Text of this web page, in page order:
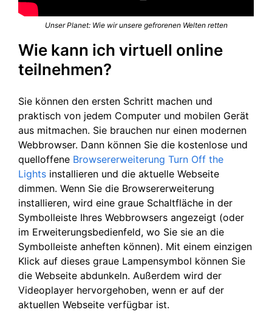
Unser Planet: Wie wir unsere gefrorenen Welten retten
Wie kann ich virtuell online
teilnehmen?
Sie können den ersten Schritt machen und
praktisch von jedem Computer und mobilen Gerät
aus mitmachen. Sie brauchen nur einen modernen
Webbrowser. Dann können Sie die kostenlose und
quelloffene Browsererweiterung Turn Off the
Lights installieren und die aktuelle Webseite
dimmen. Wenn Sie die Browsererweiterung
installieren, wird eine graue Schaltfläche in der
Symbolleiste Ihres Webbrowsers angezeigt (oder
im Erweiterungsbedienfeld, wo Sie sie an die
Symbolleiste anheften können). Mit einem einzigen
Klick auf dieses graue Lampensymbol können Sie
die Webseite abdunkeln. Außerdem wird der
Videoplayer hervorgehoben, wenn er auf der
aktuellen Webseite verfügbar ist.